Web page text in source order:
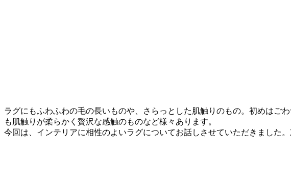
ラグにもふわふわの毛の長いものや、さらっとした肌触りのもの。初めはご
も肌触りが柔らかく贅沢な感触のものなど様々あります。
今回は、インテリアに相性のよいラグについてお話しさせていただきました